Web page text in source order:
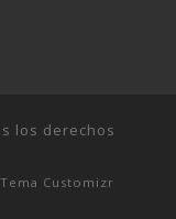
los derechos
Tema Customizr